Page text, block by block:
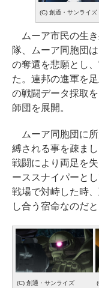
(C) 創通・サンライズ
ムーア市民の生き
隊、ムーア同胞団
の奪還を悲願とし
た。連邦の進軍を
の戦闘データ採取
師団を展開。
ムーア同胞団に所
縛される事を疎ま
戦闘により両足を
ーススナイパーと
戦場で対峙した時
し合う宿命なのだ
(C) 創通・サンライズ